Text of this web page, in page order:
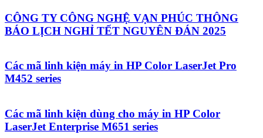
CÔNG TY CÔNG NGHỆ VẠN PHÚC THÔNG
BÁO LỊCH NGHỈ TẾT NGUYÊN ĐÁN 2025
Các mã linh kiện máy in HP Color LaserJet Pro
M452 series
Các mã linh kiện dùng cho máy in HP Color
LaserJet Enterprise M651 series